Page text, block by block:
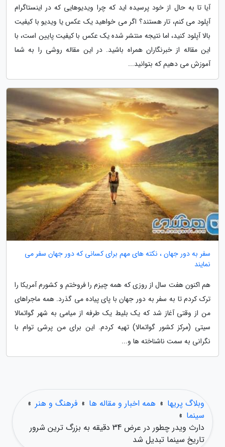
آیا تا به حال از خود پرسیده اید که چرا ویدیوهایی که در اینستاگرام
آپلود می کنم، تار هستند؟ اگر می خواهید یک عکس یا ویدیو با کیفیت
بالا آپلود کنید، اما نتیجه منتشر شده یک عکس با کیفیت پایین است، با
این مقاله از خبرنگاران همراه باشید. در این مقاله روشی را به شما
آموزش می دهیم که بتوانید...
سفر به دور جهان ، نکته های مهم برای کسانی که دور جهان سفر می
نمایند
هم اکنون هفت سال از روزی که همه چیزم را فروختم و کشورم آمریکا را
ترک کردم تا به سفر به دور جهان با پای پیاده می گذرد. همه ماجراهای
من از وقتی آغاز شد که یک بلیط یک طرفه از میامی به شهر گواتمالا
سیتی (مرکز کشور گواتمالا) تهیه کردم. این برای من پرشی توام با
نگرانی به سمت ناشناخته ها و...
وبلاگ پریها » همه اخبار و مقاله ها » فرهنگ و هنر »
سینما »
دارث ویدر چطور در عرض 34 دقیقه به بزرگ ترین شرور
تاریخ سینما تبدیل شد